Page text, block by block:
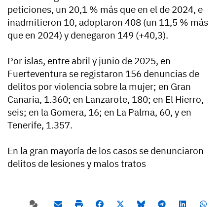
peticiones, un 20,1 % más que en el de 2024, e
inadmitieron 10, adoptaron 408 (un 11,5 % más
que en 2024) y denegaron 149 (+40,3).
Por islas, entre abril y junio de 2025, en
Fuerteventura se registaron 156 denuncias de
delitos por violencia sobre la mujer; en Gran
Canaria, 1.360; en Lanzarote, 180; en El Hierro,
seis; en la Gomera, 16; en La Palma, 60, y en
Tenerife, 1.357.
En la gran mayoría de los casos se denunciaron
delitos de lesiones y malos tratos